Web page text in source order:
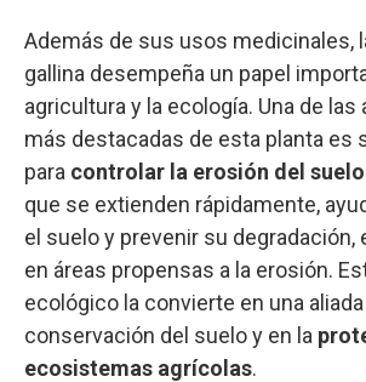
Además de sus usos medicinales,
gallina desempeña un papel
agricultura y la ecología. Una de
más destacadas de esta planta es
para controlar la erosión del suelo
que se extienden rápidamente,
el suelo y prevenir su degradación,
en áreas propensas a la erosión.
ecológico la convierte en una aliada
conservación del suelo y en la
ecosistemas agrícolas.